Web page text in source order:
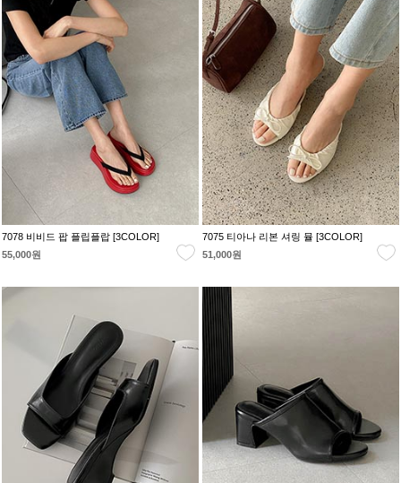
7078 비비드 팝 플립플랍 [3COLOR]
55,000원
7075 티아나 리본 셔링 뮬 [3COLOR]
51,000원